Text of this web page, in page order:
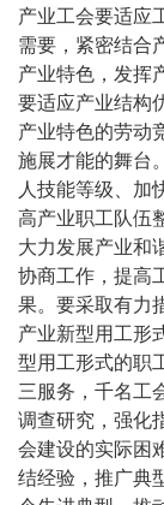
产业工会要适应
需要，紧密结合
产业特色，发挥
要适应产业结构
产业特色的劳动
施展才能的舞台
人技能等级、加
高产业职工队伍
大力发展产业和
协商工作，提高
果。要采取有力
产业新型用工形
型用工形式的职
三服务，千名工
调查研究，强化
会建设的实际困
结经验，推广典